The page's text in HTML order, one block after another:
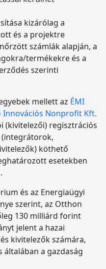
kizárólag a
és a projektre
számlák alapján, a
termékekre és a
szerinti
mellett az ÉMI
Innovációs Nonprofit Kft.
(kivitelezői) regisztrációs
(integrátorok,
köthető
esetekben
és az Energiaügyi
szerint, az Otthon
130 milliárd forint
jelent a hazai
kivitelezők számára,
általában a gazdaság